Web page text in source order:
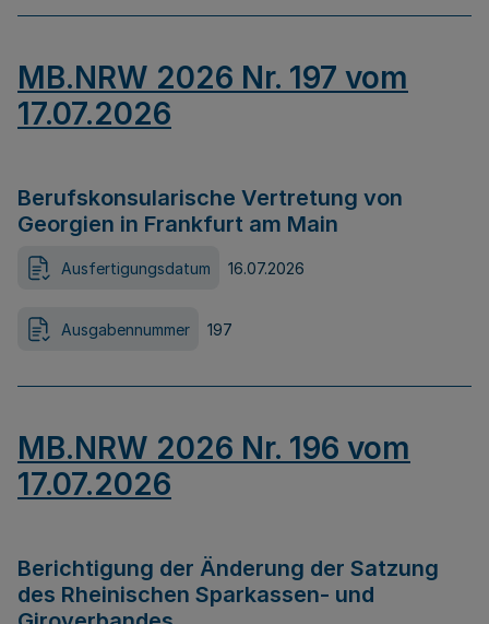
MB.NRW 2026 Nr. 197 vom
17.07.2026
Berufskonsularische Vertretung von
Georgien in Frankfurt am Main
Ausfertigungsdatum 16.07.2026
Ausgabennummer 197
MB.NRW 2026 Nr. 196 vom
17.07.2026
Berichtigung der Änderung der Satzung
des Rheinischen Sparkassen- und